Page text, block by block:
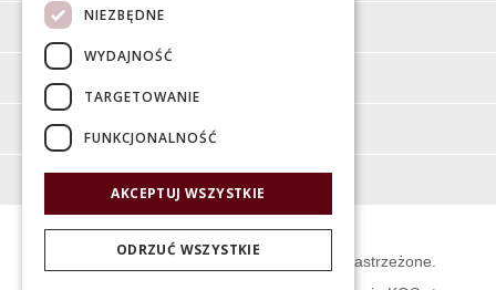
Moje konto
O firmie
© Świat Łazienek XXI w. Wszelkie prawa zastrzeżone.
NIEZBĘDNE
WYDAJNOŚĆ
TARGETOWANIE
FUNKCJONALNOŚĆ
AKCEPTUJ WSZYSTKIE
ODRZUĆ WSZYSTKIE